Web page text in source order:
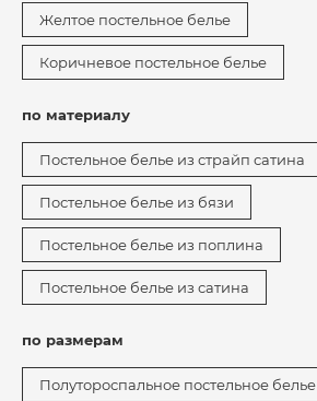
Желтое постельное белье
Коричневое постельное белье
по материалу
Постельное белье из страйп сатина
Постельное белье из бязи
Постельное белье из поплина
Постельное белье из сатина
по размерам
Полутороспальное постельное белье